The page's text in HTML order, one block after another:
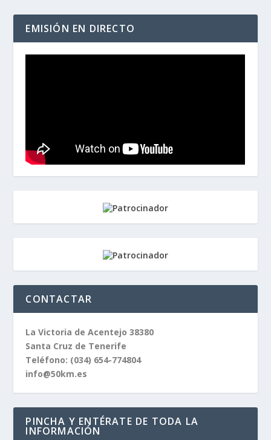
EMISIÓN EN DIRECTO
CONTACTAR
La Victoria de Acentejo 38380
Santa Cruz de Tenerife
Teléfono: (034) 654-774804
info@50km.es
PINCHA Y ENTÉRATE DE TODA LA
INFORMACIÓN